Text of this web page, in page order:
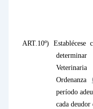
ART.10º)
determinar
Veterinaria
Ordenanza
período
cada deudor